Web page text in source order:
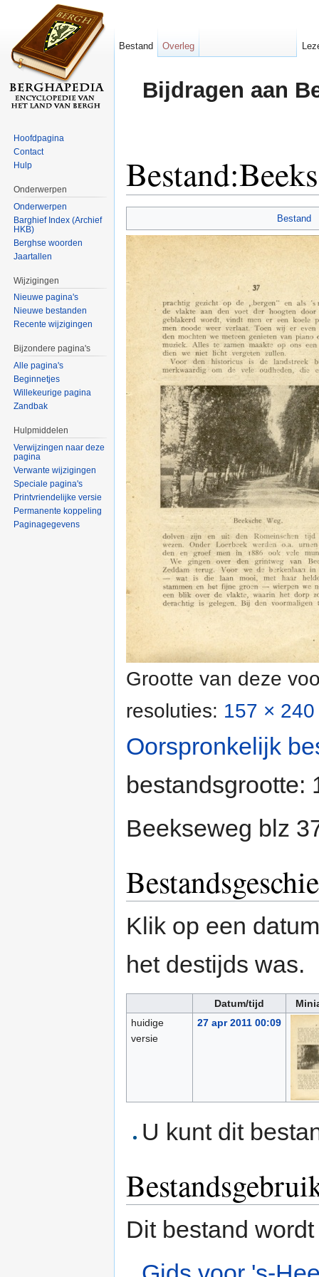
Bijdragen aan
Bestand
Grootte van deze
resoluties: 157 ×
Oorspronkelijk
bestandsgrootte:
Beekseweg blz
Klik op een
het destijds was.
Datum/tijd
huidige
versie
27 apr 2011 00:09
U kunt dit
Dit bestand
Bestand Overleg
Hoofdpagina
Contact
Hulp
Onderwerpen
Onderwerpen
Barghief Index (Archief
HKB)
Berghse woorden
Jaartallen
Wijzigingen
Nieuwe pagina's
Nieuwe bestanden
Recente wijzigingen
Bijzondere pagina's
Alle pagina's
Beginnetjes
Willekeurige pagina
Zandbak
Hulpmiddelen
Verwijzingen naar deze
pagina
Verwante wijzigingen
Speciale pagina's
Printvriendelijke versie
Permanente koppeling
Paginagegevens